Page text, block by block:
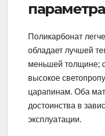
Поликарбонат
обладает лучшей
меньшей толщине;
высокое
царапинам. Оба
достоинства в
эксплуатации.